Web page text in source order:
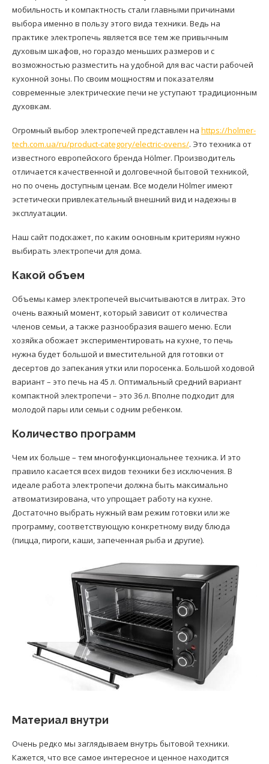
мобильность и компактность стали главными причинами
выбора именно в пользу этого вида техники. Ведь на
практике электропечь является все тем же привычным
духовым шкафов, но гораздо меньших размеров и с
возможностью разместить на удобной для вас части рабочей
кухонной зоны. По своим мощностям и показателям
современные электрические печи не уступают традиционным
духовкам.
Огромный выбор электропечей представлен на https://holmer-
tech.com.ua/ru/product-category/electric-ovens/. Это техника от
известного европейского бренда Hölmer. Производитель
отличается качественной и долговечной бытовой техникой,
но по очень доступным ценам. Все модели Hölmer имеют
эстетически привлекательный внешний вид и надежны в
эксплуатации.
Наш сайт подскажет, по каким основным критериям нужно
выбирать электропечи для дома.
Какой объем
Объемы камер электропечей высчитываются в литрах. Это
очень важный момент, который зависит от количества
членов семьи, а также разнообразия вашего меню. Если
хозяйка обожает экспериментировать на кухне, то печь
нужна будет большой и вместительной для готовки от
десертов до запекания утки или поросенка. Большой ходовой
вариант – это печь на 45 л. Оптимальный средний вариант
компактной электропечи – это 36 л. Вполне подходит для
молодой пары или семьи с одним ребенком.
Количество программ
Чем их больше – тем многофункциональнее техника. И это
правило касается всех видов техники без исключения. В
идеале работа электропечи должна быть максимально
атвоматизирована, что упрощает работу на кухне.
Достаточно выбрать нужный вам режим готовки или же
программу, соответствующую конкретному виду блюда
(пицца, пироги, каши, запеченная рыба и другие).
Материал внутри
Очень редко мы заглядываем внутрь бытовой техники.
Кажется, что все самое интересное и ценное находится